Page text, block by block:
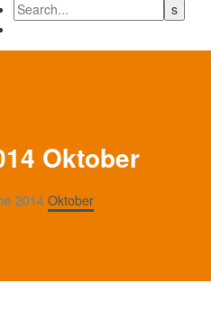
Oktober
2014 Oktober